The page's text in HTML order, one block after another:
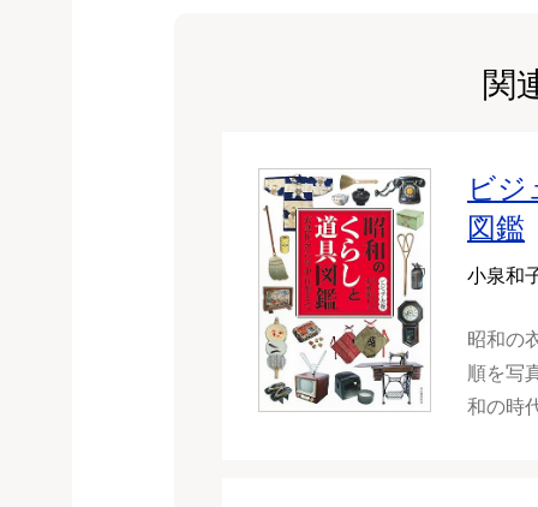
関
ビジ
図鑑
小泉和
昭和の
順を写
和の時